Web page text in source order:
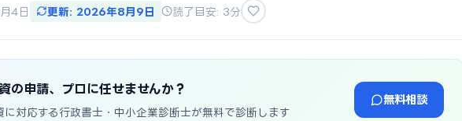
4日 更新: 2026年8月9日 読了目安: 3分
の申請、プロに任せませんか？
に対応する行政書士・中小企業診断士が無料で診断します
無料相談